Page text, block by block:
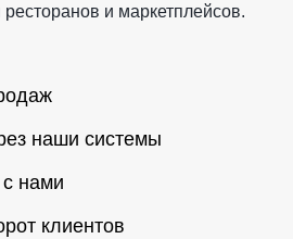
и маркетплейсов.
наши системы
с нами
клиентов